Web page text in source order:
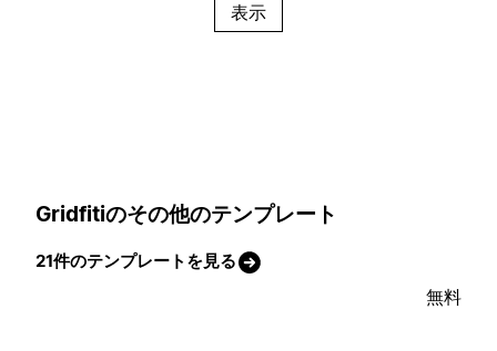
表示
Gridfitiのその他のテンプレート
21件のテンプレートを見る
無料